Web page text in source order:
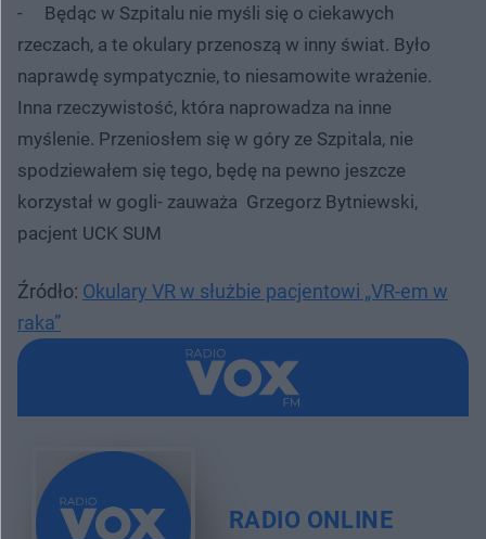
- Będąc w Szpitalu nie myśli się o ciekawych
rzeczach, a te okulary przenoszą w inny świat. Było
naprawdę sympatycznie, to niesamowite wrażenie.
Inna rzeczywistość, która naprowadza na inne
myślenie. Przeniosłem się w góry ze Szpitala, nie
spodziewałem się tego, będę na pewno jeszcze
korzystał w gogli- zauważa Grzegorz Bytniewski,
pacjent UCK SUM
Źródło: Okulary VR w służbie pacjentowi „VR-em w
raka”
RADIO ONLINE